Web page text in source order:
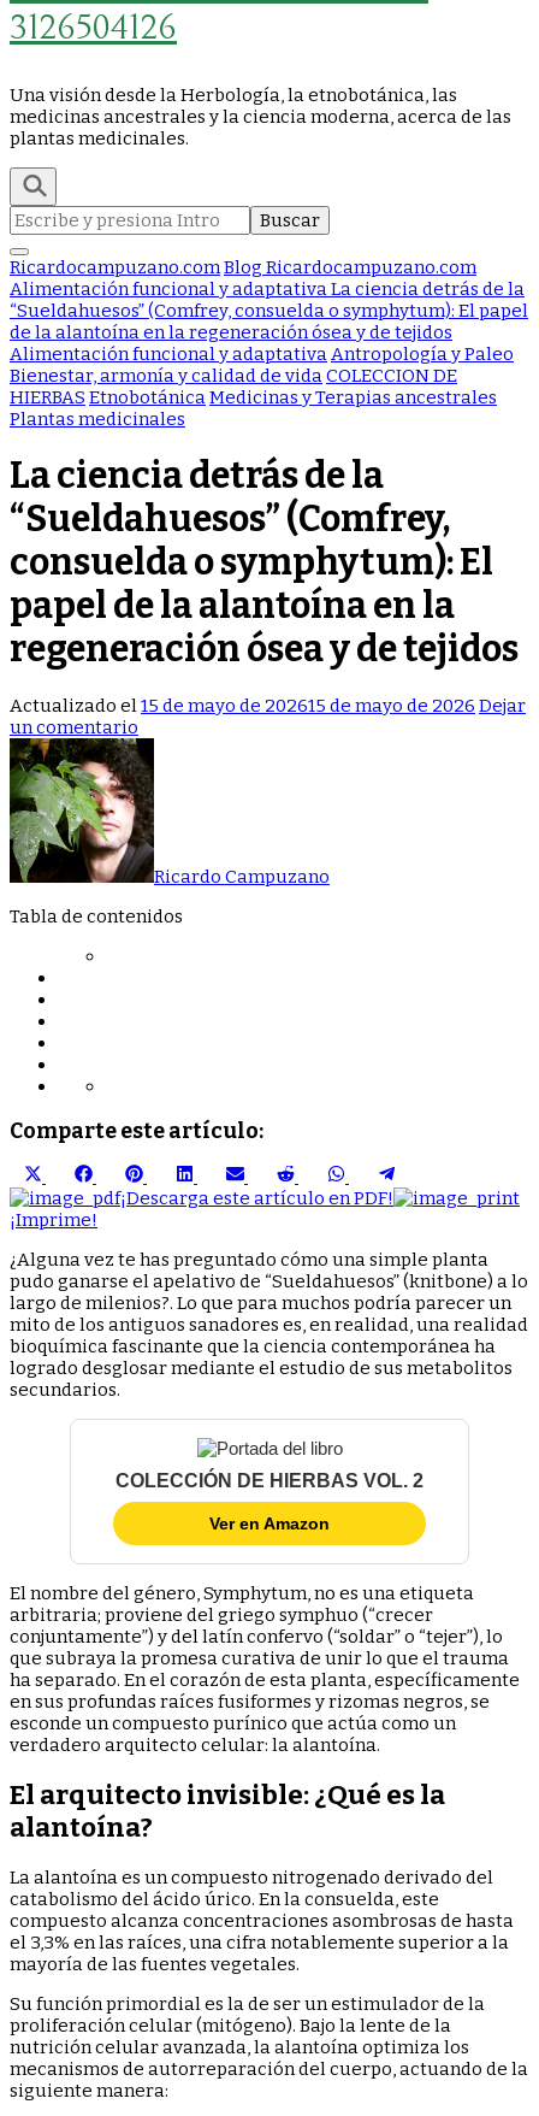
3126504126
Una visión desde la Herbología, la etnobotánica, las
medicinas ancestrales y la ciencia moderna, acerca de las
plantas medicinales.
Buscar:
Ricardocampuzano.comBlog Ricardocampuzano.com
Alimentación funcional y adaptativaLa ciencia detrás de la
“Sueldahuesos” (Comfrey, consuelda o symphytum): El papel
de la alantoína en la regeneración ósea y de tejidos
Alimentación funcional y adaptativaAntropología y Paleo
Bienestar, armonía y calidad de vidaCOLECCION DE
HIERBAS EtnobotánicaMedicinas y Terapias ancestrales
Plantas medicinales
La ciencia detrás de la
“Sueldahuesos” (Comfrey,
consuelda o symphytum): El
papel de la alantoína en la
regeneración ósea y de tejidos
Actualizado el15 de mayo de 202615 de mayo de 2026 Dejar
un comentario
La
ciencia
detrás
de
la
“Sueldahuesos”
(Comfrey,
o
regeneración
ósea
y
de
tejidos
Ricardo Campuzano
Tabla de contenidos
Comparte este artículo:
Compartir
en
X
Compartir
en
Compartir
en
Compartir
en
Compartir
en
Compartir
en
Compartir
en
en
¡Descarga este artículo en PDF!
¡Imprime!
¿Alguna vez te has preguntado cómo una simple planta
pudo ganarse el apelativo de “Sueldahuesos” (knitbone) a lo
largo de milenios?. Lo que para muchos podría parecer un
mito de los antiguos sanadores es, en realidad, una realidad
bioquímica fascinante que la ciencia contemporánea ha
logrado desglosar mediante el estudio de sus metabolitos
secundarios.
COLECCIÓN DE HIERBAS VOL. 2
Ver en Amazon
El nombre del género, Symphytum, no es una etiqueta
arbitraria; proviene del griego symphuo (“crecer
conjuntamente”) y del latín confervo (“soldar” o “tejer”), lo
que subraya la promesa curativa de unir lo que el trauma
ha separado. En el corazón de esta planta, específicamente
en sus profundas raíces fusiformes y rizomas negros, se
esconde un compuesto purínico que actúa como un
verdadero arquitecto celular: la alantoína.
El arquitecto invisible: ¿Qué es la
alantoína?
La alantoína es un compuesto nitrogenado derivado del
catabolismo del ácido úrico. En la consuelda, este
compuesto alcanza concentraciones asombrosas de hasta
el 3,3% en las raíces, una cifra notablemente superior a la
mayoría de las fuentes vegetales.
Su función primordial es la de ser un estimulador de la
proliferación celular (mitógeno). Bajo la lente de la
nutrición celular avanzada, la alantoína optimiza los
mecanismos de autorreparación del cuerpo, actuando de la
siguiente manera: